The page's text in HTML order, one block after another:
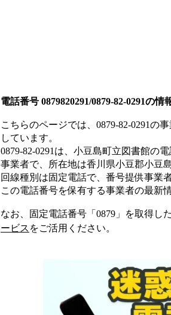
電話番号 0879820291/0879-82-0291の情
こちらのページでは、 0879-82-0291の
しています。
0879-82-0291 は、 小豆島町立図書館の電
事業者で、所在地は香川県小豆郡小豆
回線種別は固定電話で、番号提供事業
この電話番号を保有する事業者の最新
なお、固定電話番号「 0879 」を取得し
ービス をご活用ください。